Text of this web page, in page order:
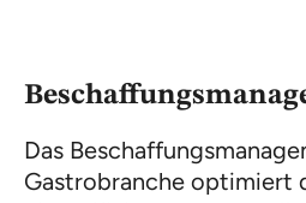
Das
Gastrobranche optimiert